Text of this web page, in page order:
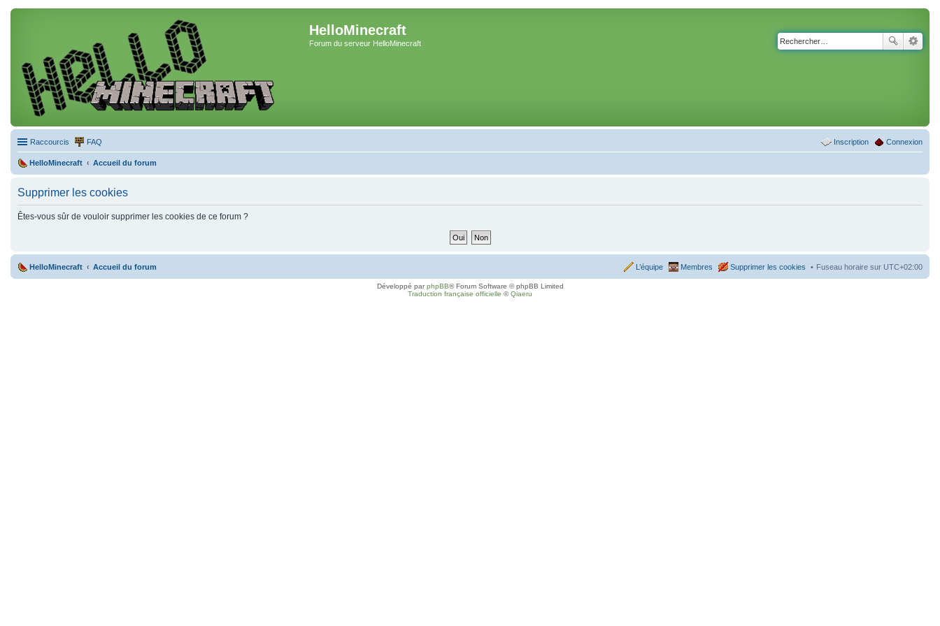
HelloMinecraft
Forum du serveur HelloMinecraft
Raccourcis FAQ Connexion
Inscription
HelloMinecraft Accueil du forum
Supprimer les cookies
Êtes-vous sûr de vouloir supprimer les cookies de ce forum ?
HelloMinecraft Accueil du forum Fuseau horaire sur UTC+02:00
Supprimer les cookies
Membres
L’équipe
Développé parphpBB® Forum Software © phpBB Limited
Traduction française officielle ©Qiaeru